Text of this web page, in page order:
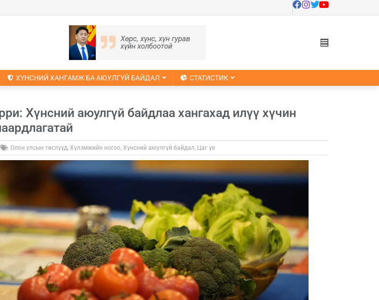
Хөрс, хүнс, хүн гурав
хүйн холбоотой
ХҮНСНИЙ ХАНГАМЖ БА АЮУЛГҮЙ БАЙДАЛ СТАТИСТИК
Хүнсний аюулгүй байдлаа хангахад илүү хүчин
Олон улсын төслүүд, Хүлэмжийн ногоо, Хүнсний аюулгүй байдал, Цаг үе